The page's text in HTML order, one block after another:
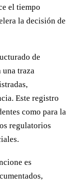
el tiempo
la decisión de
de
una traza
Este registro
como para la
regulatorios
es